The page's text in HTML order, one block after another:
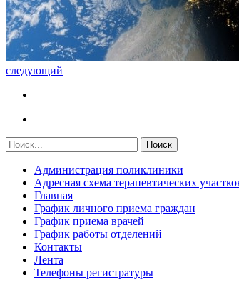
следующий
Администрация поликлиники
Адресная схема терапевтических
Главная
График личного приема граждан
График приема врачей
График работы отделений
Контакты
Лента
Телефоны регистратуры